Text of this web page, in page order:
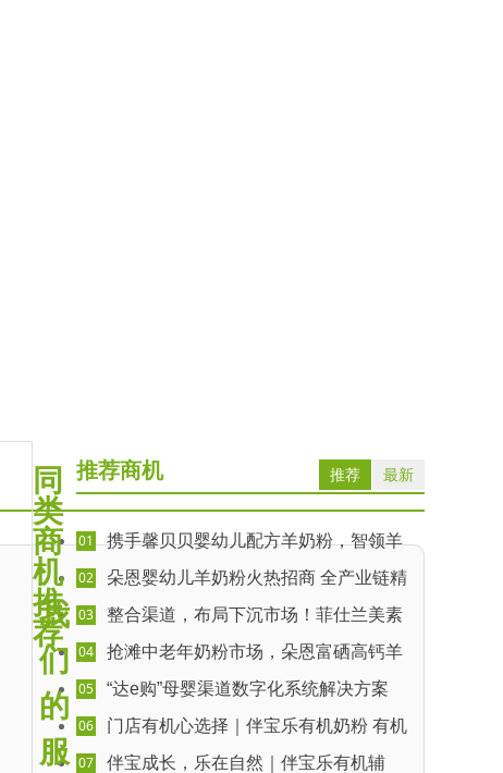
推荐 最新
推荐商机
01
携手馨贝贝婴幼儿配方羊奶粉，智领羊
奶时代，共赢增长未来
02
朵恩婴幼儿羊奶粉火热招商 全产业链精
工，5G (hǎo)品质引领羊乳新潮流
03
整合渠道，布局下沉市场！菲仕兰美素
佳儿“菲常购”区域服务商火热招募中！
04
抢滩中老年奶粉市场，朵恩富硒高钙羊
奶粉强势出击！
05
“达e购”母婴渠道数字化系统解决方案
06
门店有机心选择｜伴宝乐有机奶粉 有机
优营养，活性添保护
07
伴宝成长，乐在自然｜伴宝乐有机辅
同
类
商
机
推
荐
我
们
的
服